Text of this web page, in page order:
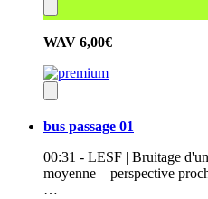
WAV 6,00€
bus passage 01
00:31 - LESF | Bruitage
moyenne – perspective
…